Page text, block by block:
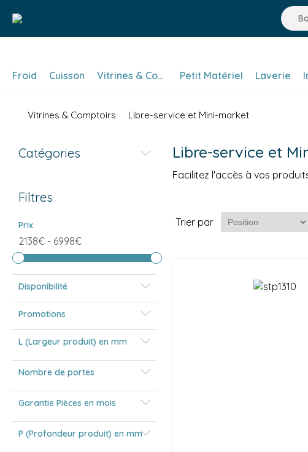
Froid Cuisson Vitrines & Comptoirs Petit Matériel Laverie
Vitrines & Comptoirs Libre-service et Mini-market
Catégories
Filtres
Prix
2138€ - 6998€
Disponibilité
Promotions
L (Largeur produit) en mm
Nombre de portes
Garantie Pièces en mois
P (Profondeur produit) en mm
Libre-service et
Facilitez l'accès à vos
Trier par